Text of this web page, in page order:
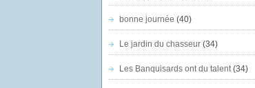
bonne journée (40)
Le jardin du chasseur(34)
Les Banquisards ont du talent(34)